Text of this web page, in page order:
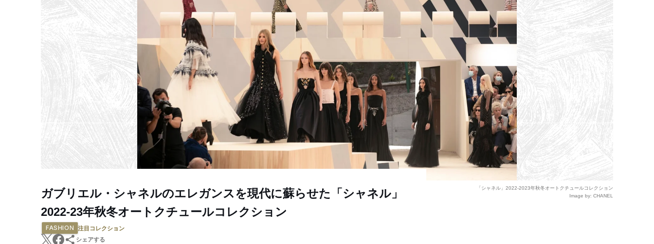
「シャネル」2022-2023年秋冬オートクチュールコレクション
Image by: CHANEL
ガブリエル・シャネルのエレガンスを現代に蘇らせた「シャネル」
2022-23年秋冬オートクチュールコレクション
FASHION
注目コレクション
シェアする